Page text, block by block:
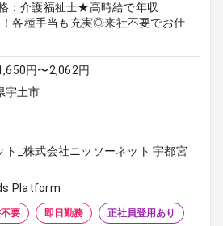
：介護福祉士★高時給で年収
各種手当も充実◎来社不要でお仕
円〜2,062円
宇土市
ト_株式会社ニッソーネット 宇都宮
Platform
要 即日勤務 正社員登用あり